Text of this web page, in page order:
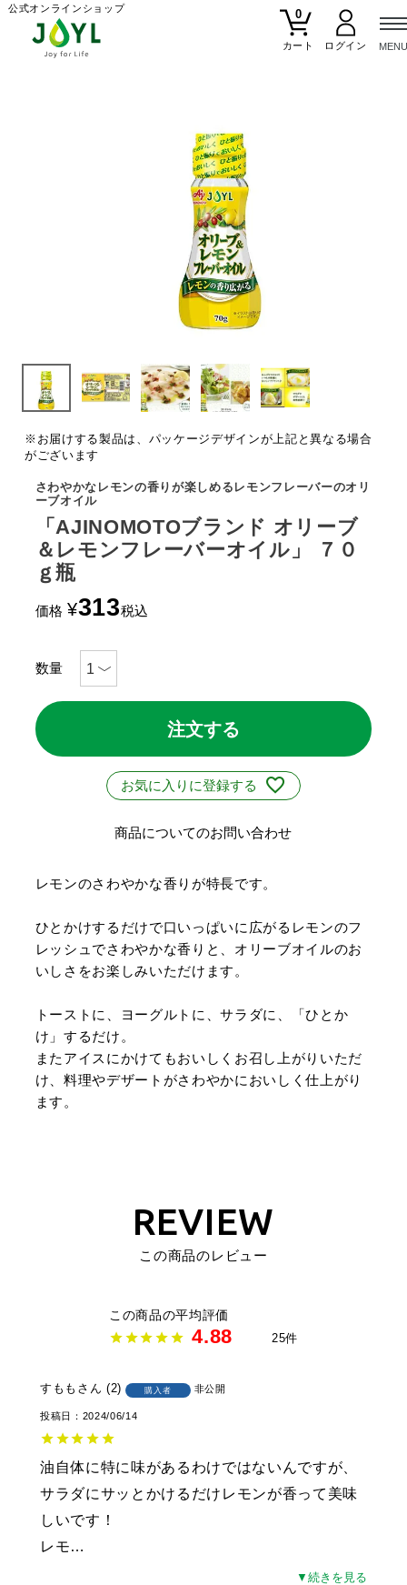
公式オンラインショップ
0
カート
※お届けする製品は、パッケージデザインが上記と異なる場合
がございます
さわやかなレモンの香りが楽しめるレモンフレーバーのオリ
ーブオイル
「AJINOMOTOブランド オリーブ
＆レモンフレーバーオイル」 ７０
ｇ瓶
価格 ¥313税込
注文する
お気に入りに登録する
商品についてのお問い合わせ
レモンのさわやかな香りが特長です。
ひとかけするだけで口いっぱいに広がるレモンのフ
レッシュでさわやかな香りと、オリーブオイルのお
いしさをお楽しみいただけます。
トーストに、ヨーグルトに、サラダに、「ひとか
け」するだけ。
またアイスにかけてもおいしくお召し上がりいただ
け、料理やデザートがさわやかにおいしく仕上がり
ます。
REVIEW
この商品のレビュー
4.88 25
すもも 2 購入者 非公開
投稿日 2024/06/14
油自体に特に味があるわけではないんですが、
サラダにサッとかけるだけレモンが香って美味
しいです！
レモ…
▼続きを見る